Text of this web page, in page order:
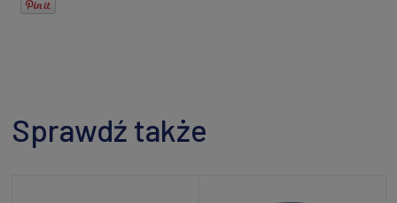
Sprawdź także